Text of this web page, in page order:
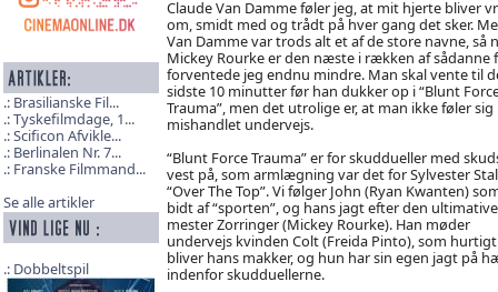
Brasilianske Fil...
Tyskefilmdage, 1...
Scificon Afvikle...
Berlinalen Nr. 7...
Franske Filmmand...
Se alle artikler
Dobbeltspil
Claude Van Damme føler jeg, at mit hjerte bliver
om, smidt med og trådt på hver gang det sker.
Van Damme var trods alt et af de store navne, så
Mickey Rourke er den næste i rækken af sådanne
forventede jeg endnu mindre. Man skal vente til
sidste 10 minutter før han dukker op i “Blunt
Trauma”, men det utrolige er, at man ikke føler sig
mishandlet undervejs.
“Blunt Force Trauma” er for skuddueller med
vest på, som armlægning var det for Sylvester
“Over The Top”. Vi følger John (Ryan Kwanten)
bidt af “sporten”, og hans jagt efter den ultimative
mester Zorringer (Mickey Rourke). Han møder
undervejs kvinden Colt (Freida Pinto), som hurtigt
bliver hans makker, og hun har sin egen jagt på
indenfor skudduellerne.